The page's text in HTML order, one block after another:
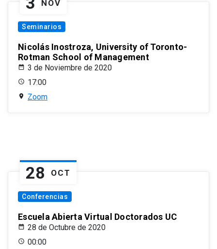
NOV
Seminarios
Nicolás Inostroza, University of Toronto-
Rotman School of Management
3 de Noviembre de 2020
17:00
Zoom
28 OCT
Conferencias
Escuela Abierta Virtual Doctorados UC
28 de Octubre de 2020
00:00